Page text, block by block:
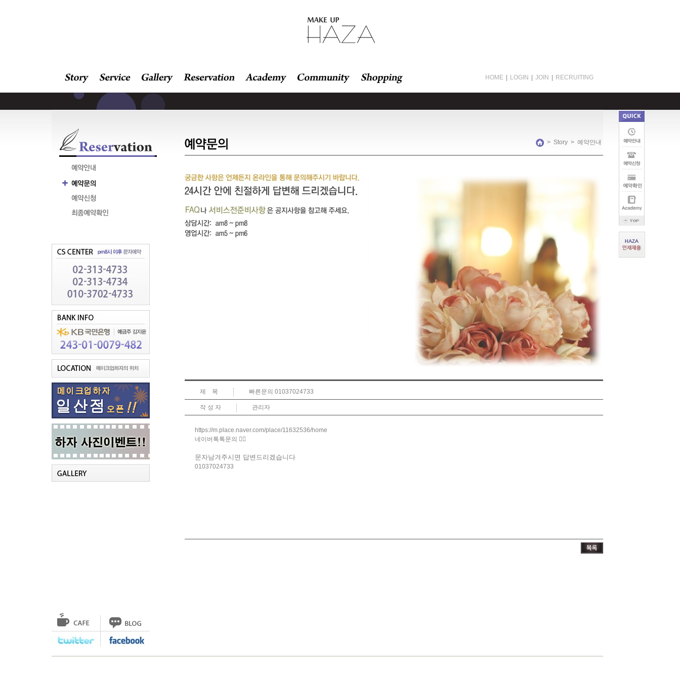
HOME LOGIN JOIN RECRUITING
> Story > 예약안내
제 목 빠른문의 01037024733
작 성 자 관리자
https://m.place.naver.com/place/11632536/home
네이버톡톡문의 👆🏻
문자남겨주시면 답변드리겠습니다
01037024733